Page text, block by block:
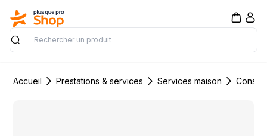
Rechercher
Accueil Prestations & services Services maison